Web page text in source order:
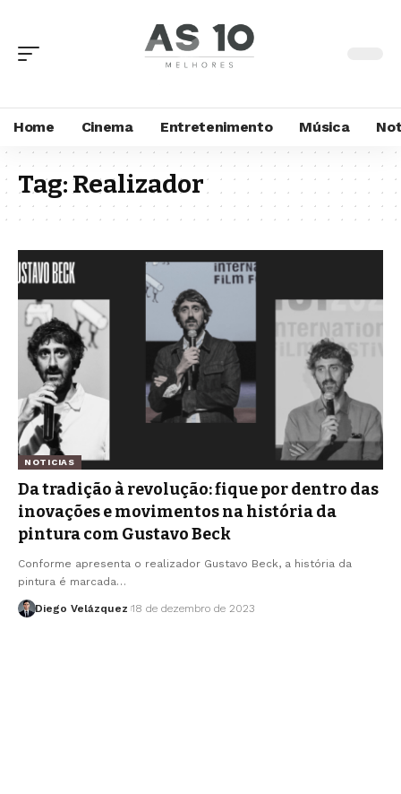
Home Cinema Entretenimento Música
Tag:Realizador
NOTICIAS
Da tradição à revolução: fique por dentro das
inovações e movimentos na história da
pintura com Gustavo Beck
Conforme apresenta o realizador Gustavo Beck, a história da
pintura é marcada…
Diego Velázquez 18 de dezembro de 2023